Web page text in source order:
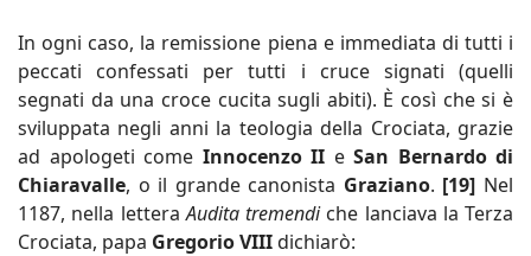
In ogni caso, la remissione piena e immediata di tutti i
peccati confessati per tutti i cruce signati (quelli
segnati da una croce cucita sugli abiti). È così che si è
sviluppata negli anni la teologia della Crociata, grazie
ad apologeti come Innocenzo II e San Bernardo di
Chiaravalle, o il grande canonista Graziano. [19] Nel
1187, nella letteraAudita tremendiche lanciava la Terza
Crociata, papa Gregorio VIIIdichiarò: